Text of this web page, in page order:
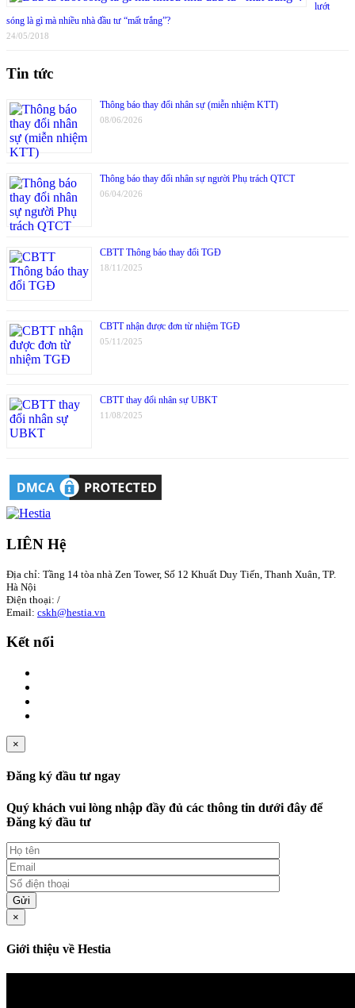
lướt
sóng là gì mà nhiều nhà đầu tư “mất trắng”?
24/05/2018
Tin tức
Thông báo thay đổi nhân sự (miễn nhiệm KTT)
08/06/2026
Thông báo thay đổi nhân sự người Phụ trách QTCT
06/04/2026
CBTT Thông báo thay đổi TGĐ
18/11/2025
CBTT nhận được đơn từ nhiệm TGĐ
05/11/2025
CBTT thay đổi nhân sự UBKT
11/08/2025
LIÊN Hệ
Địa chỉ: Tầng 14 tòa nhà Zen Tower, Số 12 Khuất Duy Tiến, Thanh Xuân, TP.
Hà Nội
Điện thoại: /
Email: cskh@hestia.vn
Kết nối
×
Đăng ký đầu tư ngay
Quý khách vui lòng nhập đầy đủ các thông tin dưới đây để
Đăng ký đầu tư
×
Giới thiệu về Hestia